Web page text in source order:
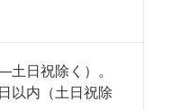
日祝除く）。
以内（土日祝除